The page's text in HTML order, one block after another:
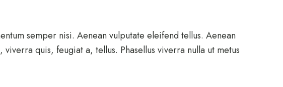
semper nisi. Aenean vulputate eleifend tellus. Aenean
quis, feugiat a, tellus. Phasellus viverra nulla ut metus